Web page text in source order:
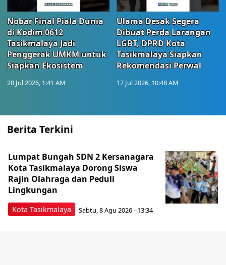
Nobar Final Piala Dunia
di Kodim 0612
Tasikmalaya Jadi
Penggerak UMKM untuk
Siapkan Ekosistem
20 Jul 2026, 1:41 AM
Ulama Desak Segera
Dibuat Perda Larangan
LGBT, DPRD Kota
Tasikmalaya Siapkan
Rekomendasi Perwal
17 Jul 2026, 10:48 AM
Berita Terkini
Kota Tasikmalaya
Lumpat Bungah SDN 2 Kersanagara
Kota Tasikmalaya Dorong Siswa
Rajin Olahraga dan Peduli
Lingkungan
Sabtu, 8 Agu 2026 - 13:34